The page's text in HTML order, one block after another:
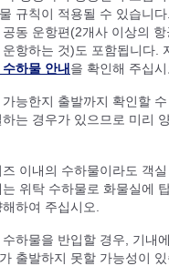
규칙이 적용될 수 있습니
동 운항편(2개사 이상의
항하는 것)도 포함됩니다.
하물 안내 을 확인해 주십시
능한지 출발까지 확인할
는 경우가 있으므로 미리
이내의 수하물이라도 객
위탁 수하물로 화물실에
하여 주십시오.
하물을 반입할 경우, 기내
출발하지 못할 가능성이